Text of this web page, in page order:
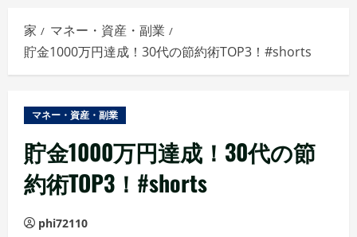
イ
マ
リ
メ
ュ
ー
家
マネー・資産・副業
貯金1000万円達成！30代の節約術TOP3！#shorts
マネー・資産・副業
貯金1000万円達成！30代の節
約術TOP3！#shorts
phi72110